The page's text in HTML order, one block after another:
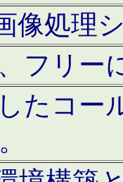
像処理
フリー
たコー